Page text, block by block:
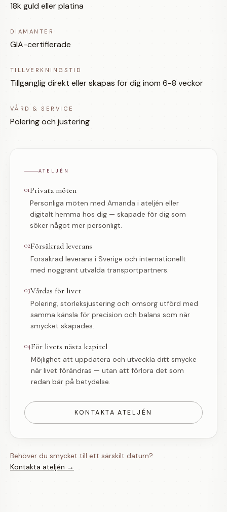
18k guld eller platina
DIAMANTER
GIA-certifierade
TILLVERKNINGSTID
Tillgänglig direkt eller skapas för dig inom 6-8 veckor
VÅRD & SERVICE
Polering och justering
ATELJÉN
01Privata möten
Personliga möten med Amanda i ateljén eller
digitalt hemma hos dig — skapade för dig som
söker något mer personligt.
02Försäkrad leverans
Försäkrad leverans i Sverige och internationellt
med noggrant utvalda transportpartners.
03Vårdas för livet
Polering, storleksjustering och omsorg utförd med
samma känsla för precision och balans som när
smycket skapades.
04För livets nästa kapitel
Möjlighet att uppdatera och utveckla ditt smycke
när livet förändras — utan att förlora det som
redan bär på betydelse.
KONTAKTA ATELJÉN
Behöver du smycket till ett särskilt datum?
Kontakta ateljén →